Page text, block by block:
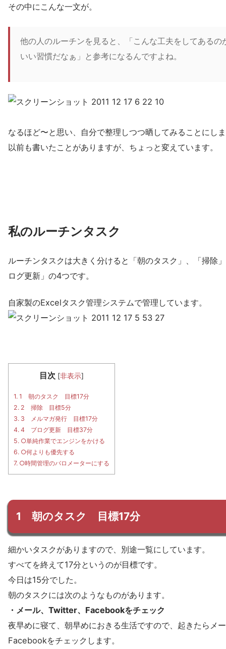
その中にこんな一文が。
他の人のルーチンを見ると、「こんな工夫をしてあるの
いい習慣だなぁ」と参考になるんですよね。
なるほど〜と思い、自分で整理しつつ晒してみることにし
以前も書いたことがありますが、ちょっと変えています。
私のルーチンタスク
ルーチンタスクは大きく分けると「朝のタスク」、「掃除
ログ更新」の4つです。
自家製のExcelタスク管理システムで管理しています。
目次 [非表示]
1. 1 朝のタスク 目標17分
2. 2 掃除 目標5分
3. 3 メルマガ発行 目標17分
4. 4 ブログ更新 目標37分
5. ○単純作業でエンジンをかける
6. ○何よりも優先する
7. ○時間管理のバロメーターにする
1 朝のタスク 目標17分
細かいタスクがありますので、別途一覧にしています。
すべてを終えて17分というのが目標です。
今日は15分でした。
朝のタスクには次のようなものがあります。
・メール、Twitter、Facebookをチェック
夜早めに寝て、朝早めにおきる生活ですので、起きたらメ
Facebookをチェックします。